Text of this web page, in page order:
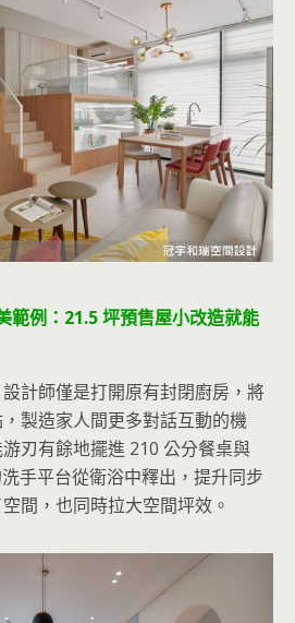
範例：21.5 坪預售屋小改造就能
計師僅是打開原有封閉廚房，將
製造家人間更多對話互動的機
刃有餘地擺進 210 公分餐桌與
手平台從衛浴中釋出，提升同步
間，也同時拉大空間坪效。